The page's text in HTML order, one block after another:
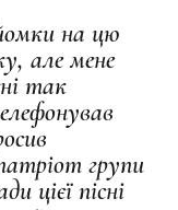
на цю
але мене
так
групи
цієї пісні